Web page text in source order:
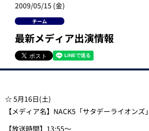
2009/05/15 (金)
チーム
最新メディア出演情報
☆ 5月16日(土)
【メディア名】NACK5「サタデーライオンズ」
【放送時間】13:55～